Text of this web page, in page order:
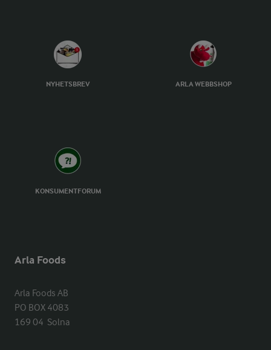
NYHETSBREV ARLA WEBBSHOP
KONSUMENTFORUM
Arla Foods
Arla Foods AB
PO BOX 4083
169 04  Solna